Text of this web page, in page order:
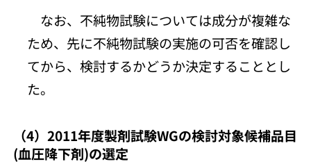
なお、不純物試験については成分が複雑な
ため、先に不純物試験の実施の可否を確認し
てから、検討するかどうか決定することとし
た。
（4）2011年度製剤試験WGの検討対象候補品目
(血圧降下剤)の選定